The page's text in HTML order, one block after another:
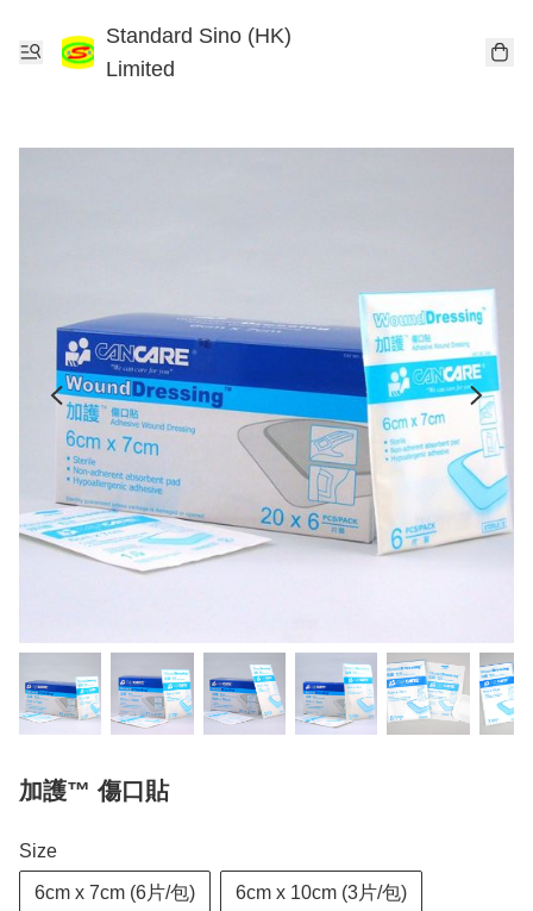
Standard Sino (HK)
Limited
加護™ 傷口貼
Size
6cm x 7cm (6片/包) 6cm x 10cm (3片/包)